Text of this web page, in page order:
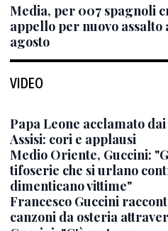
Media, per 007 spagnoli
appello per nuovo assalto
agosto
VIDEO
Papa Leone acclamato
Assisi: cori e applausi
Medio Oriente, Guccini:
tifoserie che si urlano
dimenticano vittime"
Francesco Guccini
canzoni da osteria